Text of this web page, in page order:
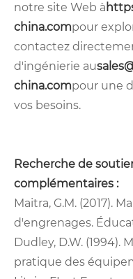
notre site Web à
china.compour
contactez
d'ingénierie au
china.compour une
vos besoins.
Recherche de
complémentaires :
Maitra, G.M. (2017).
d'engrenages.
Dudley, D.W. (1994).
pratique des